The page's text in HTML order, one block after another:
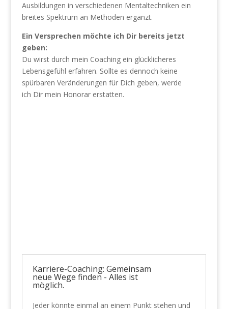
Ausbildungen in verschiedenen Mentaltechniken ein
breites Spektrum an Methoden ergänzt.
Ein Versprechen möchte ich Dir bereits jetzt
geben:
Du wirst durch mein Coaching ein glücklicheres
Lebensgefühl erfahren. Sollte es dennoch keine
spürbaren Veränderungen für Dich geben, werde
ich Dir mein Honorar erstatten.
Karriere-Coaching: Gemeinsam
neue Wege finden - Alles ist
möglich.
Jeder könnte einmal an einem Punkt stehen und